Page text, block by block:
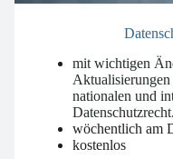
mit wichtigen
Aktualisierungen
nationalen und
Datenschutzrecht
wöchentlich am